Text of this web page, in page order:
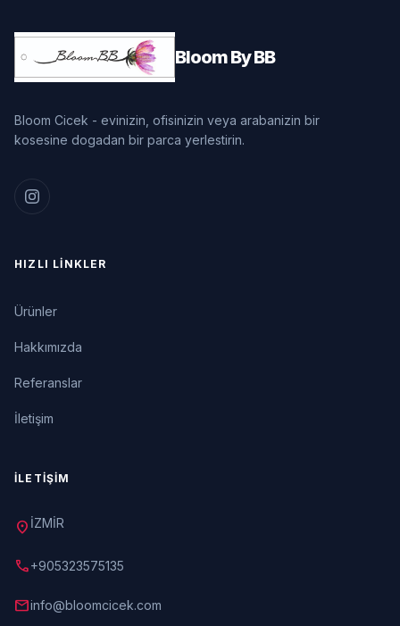
Bloom By BB
Bloom Cicek - evinizin, ofisinizin veya arabanizin bir
kosesine dogadan bir parca yerlestirin.
HIZLI LINKLER
Ürünler
Hakkımızda
Referanslar
İletişim
İLETIŞIM
location_on İZMİR
call+905323575135
mailinfo@bloomcicek.com